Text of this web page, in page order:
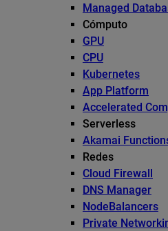
Managed
Cómputo
GPU
CPU
Kubernetes
App Platform
Accelerated
Serverless
Akamai
Redes
Cloud Firewall
DNS Manager
NodeBalancers
Private